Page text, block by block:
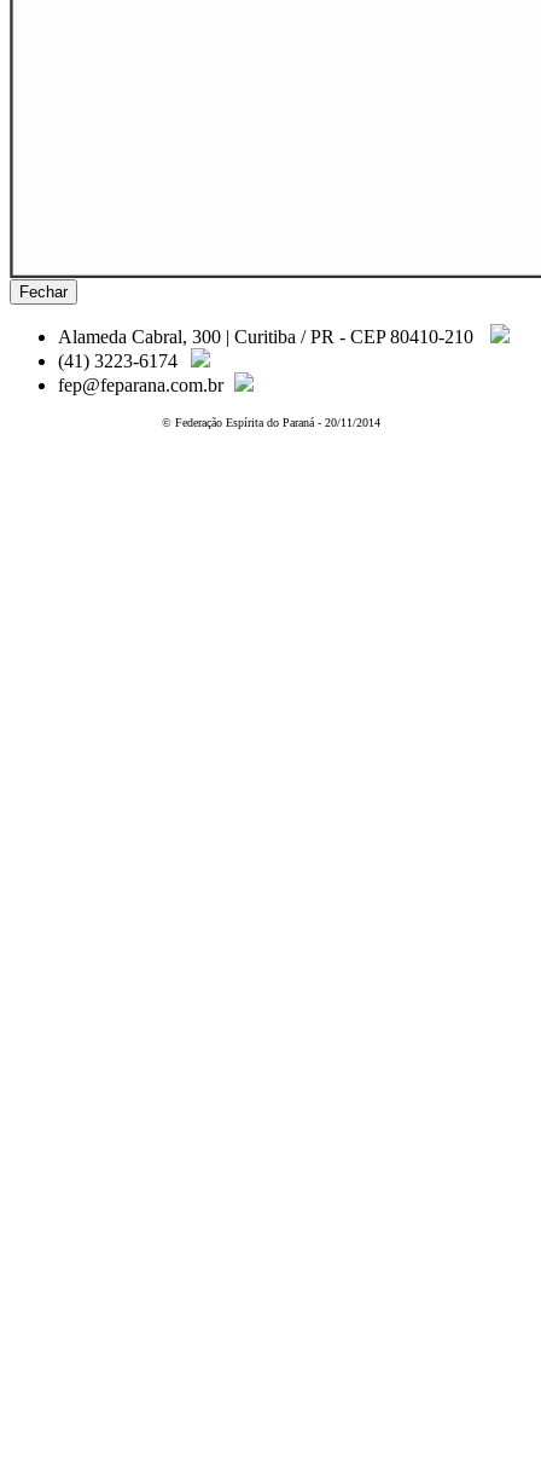
Fechar
Alameda Cabral, 300 | Curitiba / PR - CEP 80410-210
(41) 3223-6174
fep@feparana.com.br
© Federação Espírita do Paraná - 20/11/2014